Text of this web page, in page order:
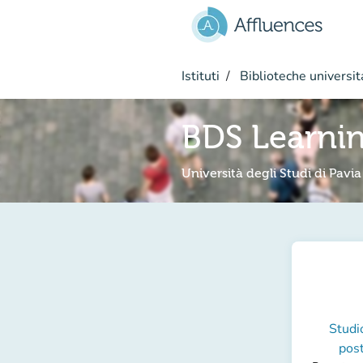
Istituti Biblioteche
BDS
Università degli Studi di Pavia